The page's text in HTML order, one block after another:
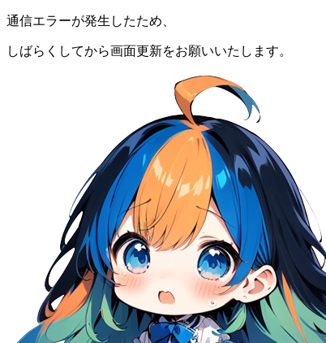
通信エラーが発生したため、
しばらくしてから画面更新をお願いいたします。